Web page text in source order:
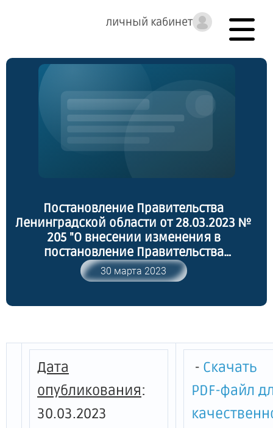
личный кабинет
Постановление Правительства
Ленинградской области от 28.03.2023 №
205 "О внесении изменения в
постановление Правительства
Ленинградской области от 17 апреля
2020 года № 210 "Об утверждении
реабилитации, социальной и трудовой
возможностями здоровья и
инвалидностью на территории
Ленинградской области"
30 марта 2023
Дата
опубликования:
30.03.2023
- Скачать
PDF-файл